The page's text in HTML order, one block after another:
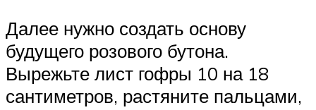
Далее нужно создать основу
будущего розового бутона.
Вырежьте лист гофры 10 на 18
сантиметров, растяните пальцами,